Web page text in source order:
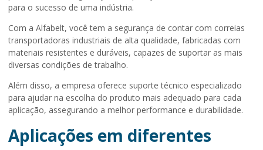
para o sucesso de uma indústria.
Com a Alfabelt, você tem a segurança de contar com correias
transportadoras industriais de alta qualidade, fabricadas com
materiais resistentes e duráveis, capazes de suportar as mais
diversas condições de trabalho.
Além disso, a empresa oferece suporte técnico especializado
para ajudar na escolha do produto mais adequado para cada
aplicação, assegurando a melhor performance e durabilidade.
Aplicações em diferentes